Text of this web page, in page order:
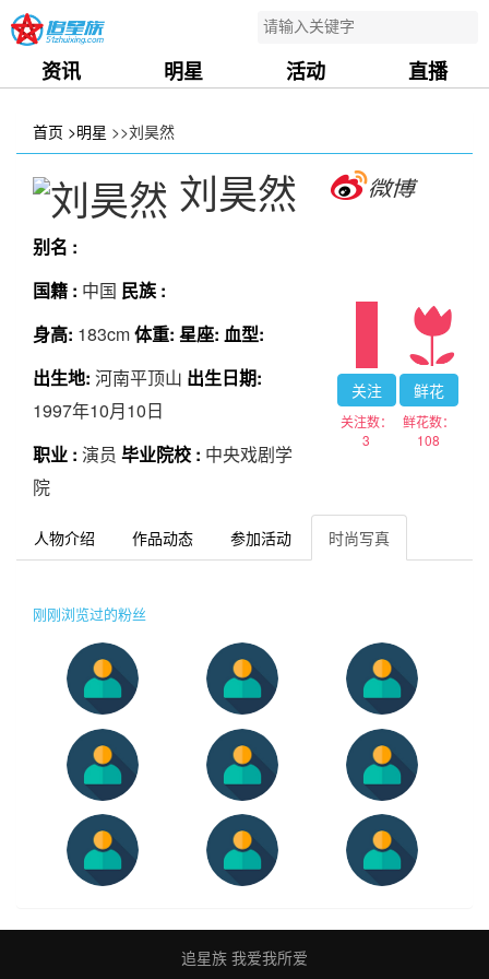
资讯 明星 活动 直播
首页 >明星 >>刘昊然
刘昊然
别名 :
国籍 : 中国 民族 :
身高: 183cm体重: 星座: 血型:
出生地: 河南平顶山 出生日期:
1997年10月10日
职业 : 演员 毕业院校 : 中央戏剧学
院
关注
关注数：
3
鲜花
鲜花数：
108
人物介绍 作品动态 参加活动 时尚写真
刚刚浏览过的粉丝
追星族 我爱我所爱